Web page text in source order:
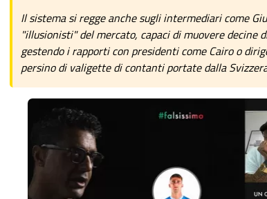
Il sistema si regge anche sugli intermediari come
"illusionisti" del mercato, capaci di muovere
gestendo i rapporti con presidenti come Cairo o
persino di valigette di contanti portate dalla